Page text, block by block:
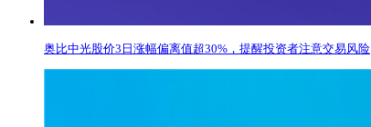
奥比中光股价3日涨幅偏离值超30%，提醒投资者注意交易风险